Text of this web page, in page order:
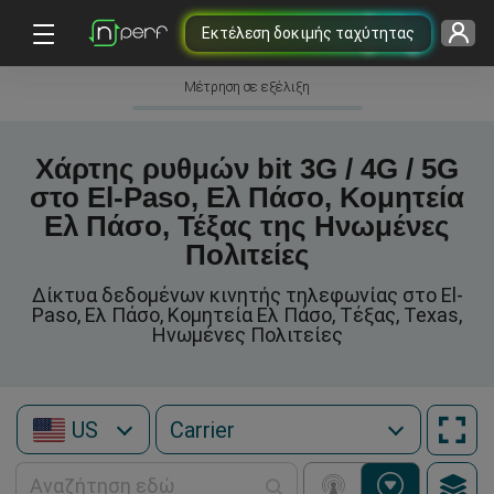
Εκτέλεση δοκιμής ταχύτητας
Μέτρηση σε εξέλιξη
Χάρτης ρυθμών bit 3G / 4G / 5G
στο El-Paso, Ελ Πάσο, Κομητεία
Ελ Πάσο, Τέξας της Ηνωμένες
Πολιτείες
Δίκτυα δεδομένων κινητής τηλεφωνίας στο El-
Paso, Ελ Πάσο, Κομητεία Ελ Πάσο, Τέξας, Texas,
Ηνωμένες Πολιτείες
US